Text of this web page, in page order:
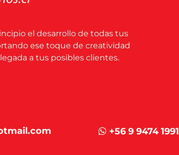
el desarrollo de todas tus
ese toque de creatividad
a tus posibles clientes.
+56 9 9474 1991